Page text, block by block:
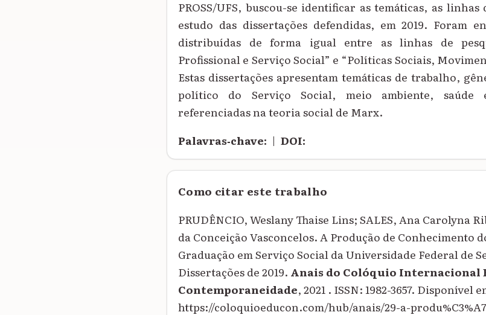
PROSS/UFS, buscou-se identificar as temáticas, as linhas
estudo das dissertações defendidas, em 2019. Foram
distribuídas de forma igual entre as linhas de
Profissional e Serviço Social” e “Políticas Sociais,
Estas dissertações apresentam temáticas de trabalho,
político do Serviço Social, meio ambiente, saúde
referenciadas na teoria social de Marx.
Palavras‑chave: | DOI:
Como citar este trabalho
PRUDÊNCIO, Weslany Thaise Lins; SALES, Ana Carolyna
da Conceição Vasconcelos. A Produção de Conhecimento
Graduação em Serviço Social da Universidade Federal de
Dissertações de 2019. Anais do Colóquio Internacional
Contemporaneidade, 2021 . ISSN: 1982-3657. Disponível
https://coloquioeducon.com/hub/anais/29-a-